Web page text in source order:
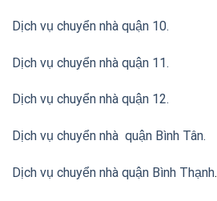
Dịch vụ chuyển nhà quận 10.
Dịch vụ chuyển nhà quận 11.
Dịch vụ chuyển nhà quận 12.
Dịch vụ chuyển nhà quận Bình Tân.
Dịch vụ chuyển nhà quận Bình Thạnh.